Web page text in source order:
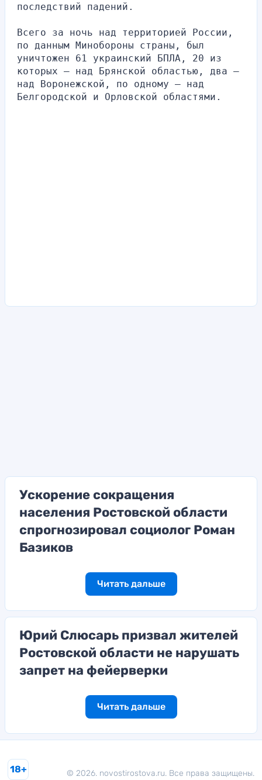
последствий падений.
Всего за ночь над территорией России,
по данным Минобороны страны, был
уничтожен 61 украинский БПЛА, 20 из
которых — над Брянской областью, два —
над Воронежской, по одному — над
Белгородской и Орловской областями.
Ускорение сокращения
населения Ростовской области
спрогнозировал социолог Роман
Базиков
Читать дальше
Юрий Слюсарь призвал жителей
Ростовской области не нарушать
запрет на фейерверки
Читать дальше
18+ © 2026. novostirostova.ru. Все права защищены.